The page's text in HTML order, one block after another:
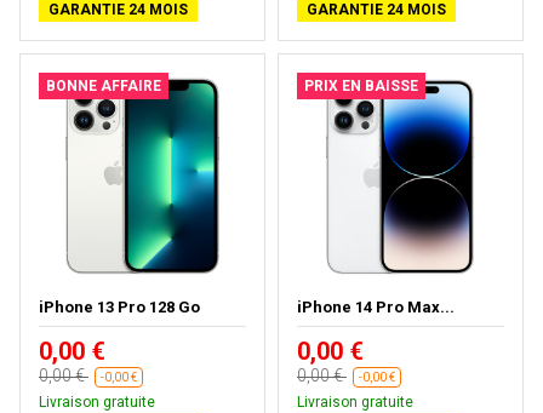
GARANTIE 24 MOIS
GARANTIE 24 MOIS
BONNE AFFAIRE
iPhone 13 Pro 128 Go
0,00 €
0,00 € -0,00 €
Livraison gratuite
PRIX EN BAISSE
iPhone 14 Pro Max...
0,00 €
0,00 € -0,00 €
Livraison gratuite